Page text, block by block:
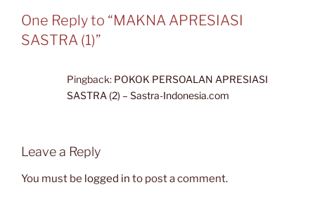
One Reply to “MAKNA APRESIASI
SASTRA (1)”
Pingback: POKOK PERSOALAN APRESIASI
SASTRA (2) – Sastra-Indonesia.com
Leave a Reply
You must be logged in to post a comment.